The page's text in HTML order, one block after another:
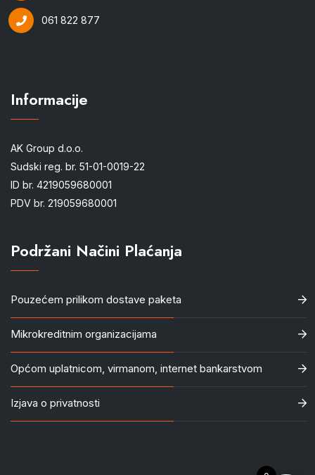
061 822 877
Informacije
AK Group d.o.o.
Sudski reg. br. 51-01-0019-22
ID br. 4219059680001
PDV br. 219059680001
Podržani Načini Plaćanja
Pouzećem prilikom dostave paketa
Mikrokreditnim organizacijama
Općom uplatnicom, virmanom, internet bankarstvom
Izjava o privatnosti